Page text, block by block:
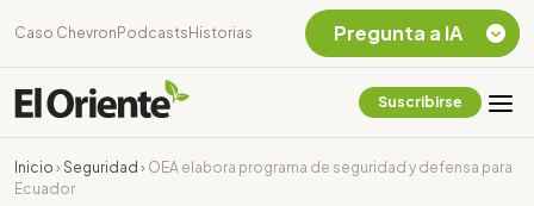
Caso Chevron Podcasts Historias
Suscribirse
Inicio › Seguridad › OEA elabora programa de seguridad y defensa para
Ecuador
Pregunta a IA
Chevron Ecuador